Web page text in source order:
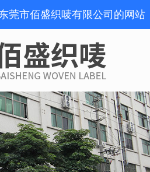
莞市佰盛织唛有限公司的网站